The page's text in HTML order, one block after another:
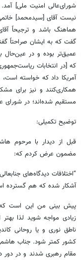
شورای‌عالی امنیت ملی]
نیست آقای [سیدمحمد]
هماهنگ باشد و ترجیحاً
گفت که به ایشان صراحتاً
عمیق‌تر بوده و در
آمریکا داد که خواسته است،
همکاری‌کنند و نیز برای
مستقیم شده‌اند؛ در شورای
توضیح تکمیلی:
قبل از دیدار با مرحوم
مضمون عرض کردم که:
“اختلافات دیدگاه‌های
آشکار شده که هم گسترده
پیش بینی من این است که
زیادی مواجه شوید لذا
ناطق نوری و یا روحانی
کشور کمتر شود. جناب
مقام رهبری شدند و در دور